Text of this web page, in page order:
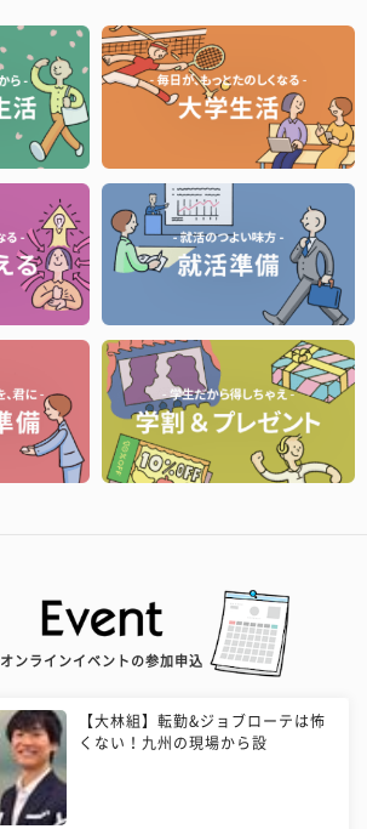
オンラインイベントの参加申込
【大林組】転勤&ジョブローテは怖
くない！九州の現場から設